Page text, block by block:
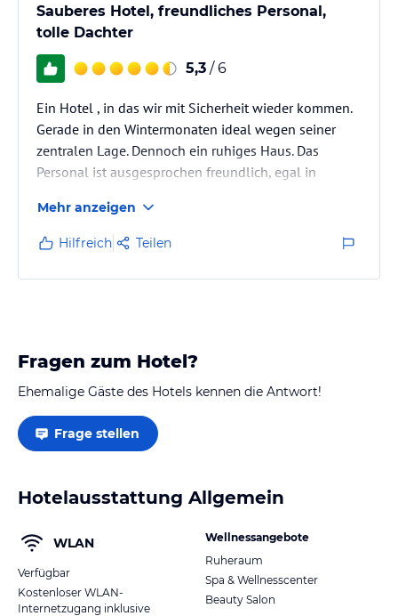
Sauberes Hotel, freundliches Personal,
tolle Dachter
5,3 / 6
Ein Hotel , in das wir mit Sicherheit wieder kommen.
Gerade in den Wintermonaten ideal wegen seiner
zentralen Lage. Dennoch ein ruhiges Haus. Das
Personal ist ausgesprochen freundlich, egal in
Die gesamte Anlage ist gepflegt und sauber. Grosses
Schwimm- und grosses Thermalbad. Kleinerer Pool
auf der Dachterrasse. Weiter so.
Mehr anzeigen
Hilfreich Teilen
Fragen zum Hotel?
Ehemalige Gäste des Hotels kennen die Antwort!
Frage stellen
Hotelausstattung Allgemein
WLAN
Verfügbar
Kostenloser WLAN-
Internetzugang inklusive
Wellnessangebote
Ruheraum
Spa & Wellnesscenter
Beauty Salon